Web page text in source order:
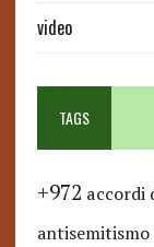
video
TAGS
+972 accordi
antisemitismo